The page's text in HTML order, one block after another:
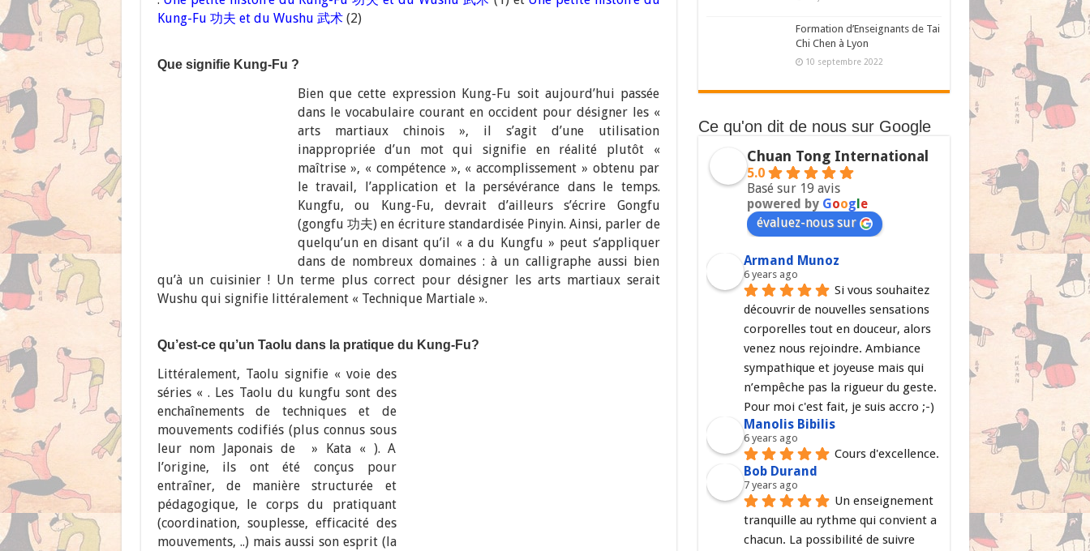
Kung-Fu 功夫 et du Wushu 武术(2)
Que signifie Kung-Fu ?
Bien que cette expression Kung-Fu soit aujourd’hui passée
dans le vocabulaire courant en occident pour désigner les «
arts martiaux chinois », il s’agit d’une utilisation
inappropriée d’un mot qui signifie en réalité plutôt «
maîtrise », « compétence », « accomplissement » obtenu par
le travail, l’application et la persévérance dans le temps.
Kungfu, ou Kung-Fu, devrait d’ailleurs s’écrire Gongfu
(gongfu 功夫) en écriture standardisée Pinyin. Ainsi, parler de
quelqu’un en disant qu’il « a du Kungfu » peut s’appliquer
dans de nombreux domaines : à un calligraphe aussi bien
qu’à un cuisinier ! Un terme plus correct pour désigner les arts martiaux serait
Wushu qui signifie littéralement « Technique Martiale ».
Qu’est-ce qu’un Taolu dans la pratique du Kung-Fu?
Littéralement, Taolu signifie « voie des
séries « . Les Taolu du kungfu sont des
enchaînements de techniques et de
mouvements codifiés (plus connus sous
leur nom Japonais de » Kata « ). A
l’origine, ils ont été conçus pour
entraîner, de manière structurée et
pédagogique, le corps du pratiquant
(coordination, souplesse, efficacité des
mouvements, ..) mais aussi son esprit (la
Formation d’Enseignants de Tai
Chi Chen à Lyon
10 septembre 2022
Ce qu'on dit de nous sur Google
Chuan Tong International
5.0
Basé sur 19 avis
powered by Goog e
évaluez-nous sur
Armand Munoz
6 years ago
Si vous souhaitez
découvrir de nouvelles sensations
corporelles tout en douceur, alors
venez nous rejoindre. Ambiance
sympathique et joyeuse mais qui
n’empêche pas la rigueur du geste.
Pour moi c'est fait, je suis accro ;-)
Manolis Bibilis
6 years ago
Cours d'excellence.
Bob Durand
7 years ago
Un enseignement
tranquille au rythme qui convient a
chacun. La possibilité de suivre